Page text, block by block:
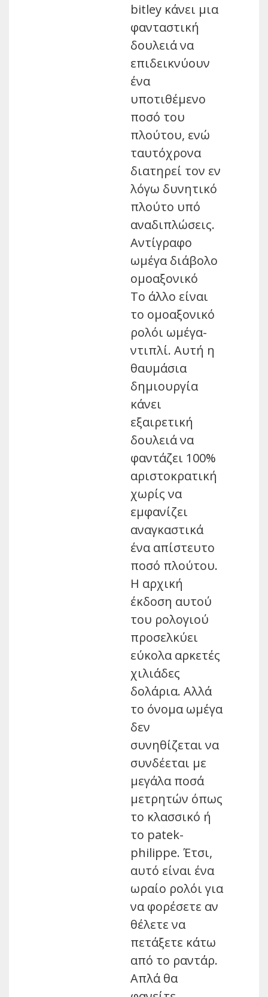
bitley κάνει μια
φανταστική
δουλειά να
επιδεικνύουν
ένα
υποτιθέμενο
ποσό του
πλούτου, ενώ
ταυτόχρονα
διατηρεί τον εν
λόγω δυνητικό
πλούτο υπό
αναδιπλώσεις.
Αντίγραφο
ωμέγα διάβολο
ομοαξονικό
Το άλλο είναι
το ομοαξονικό
ρολόι ωμέγα-
ντιπλί. Αυτή η
θαυμάσια
δημιουργία
κάνει
εξαιρετική
δουλειά να
φαντάζει 100%
αριστοκρατική
χωρίς να
εμφανίζει
αναγκαστικά
ένα απίστευτο
ποσό πλούτου.
Η αρχική
έκδοση αυτού
του ρολογιού
προσελκύει
εύκολα αρκετές
χιλιάδες
δολάρια. Αλλά
το όνομα ωμέγα
δεν
συνηθίζεται να
συνδέεται με
μεγάλα ποσά
μετρητών όπως
το κλασσικό ή
το patek-
philippe. Έτσι,
αυτό είναι ένα
ωραίο ρολόι για
να φορέσετε αν
θέλετε να
πετάξετε κάτω
από το ραντάρ.
Απλά θα